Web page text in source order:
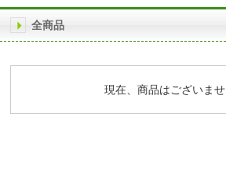
全商品
現在、商品はございませ